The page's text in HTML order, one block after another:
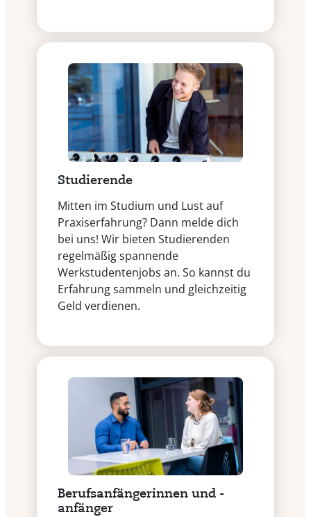
Studierende
Mitten im Studium und Lust auf
Praxiserfahrung? Dann melde dich
bei uns! Wir bieten Studierenden
regelmäßig spannende
Werkstudentenjobs an. So kannst du
Erfahrung sammeln und gleichzeitig
Geld verdienen.
Berufsanfängerinnen und -
anfänger